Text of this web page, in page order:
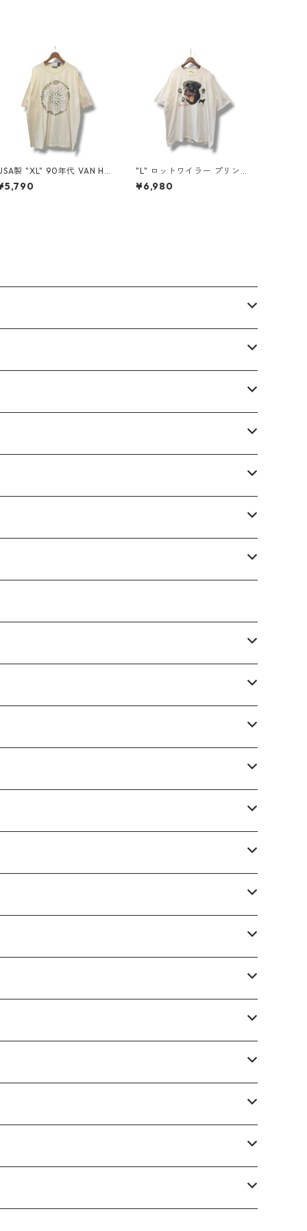
製 "XL" 90年代 VAN HE
バン ヒューセン プリ
ントTシャツ 魚 ベージュ 古
"L" ロットワイラー プリント
T アニマル 犬 古着 古着屋
高円寺 ビンテージ n60728
¥6,980